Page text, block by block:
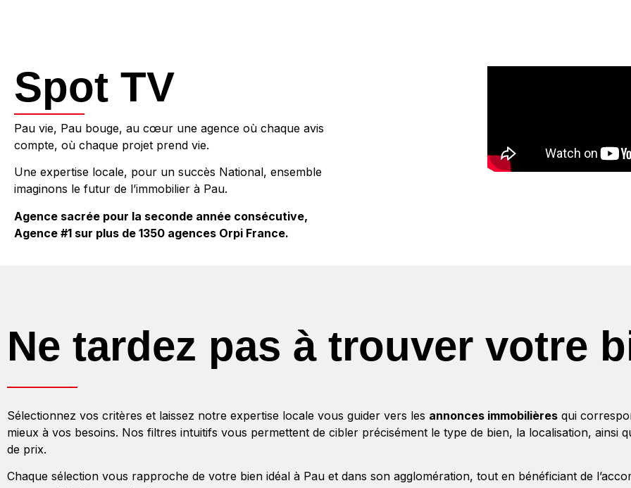
Spot TV
Pau vie, Pau bouge, au cœur une agence où chaque avis
compte, où chaque projet prend vie.
Une expertise locale, pour un succès National, ensemble
imaginons le futur de l’immobilier à Pau.
Agence sacrée pour la seconde année consécutive,
Agence #1 sur plus de 1350 agences Orpi France.
Ne tardez pas à trouver votre
Sélectionnez vos critères et laissez notre expertise locale vous guider vers les annonces immobilières qui
mieux à vos besoins. Nos filtres intuitifs vous permettent de cibler précisément le type de bien, la localisation, ainsi
de prix.
Chaque sélection vous rapproche de votre bien idéal à Pau et dans son agglomération, tout en bénéficiant de